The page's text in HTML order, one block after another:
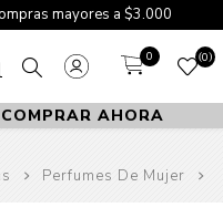
mayores a $3.000
0 0
COMPRAR AHORA
Perfumes De Mujer